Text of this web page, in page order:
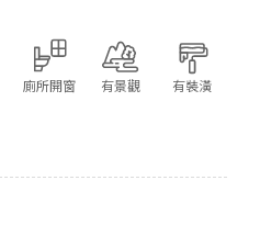
廁所開窗 有景觀 有裝潢